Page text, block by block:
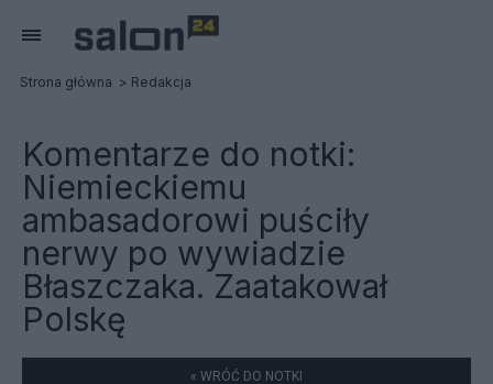
Strona główna Redakcja
Komentarze do notki:
Niemieckiemu
ambasadorowi puściły
nerwy po wywiadzie
Błaszczaka. Zaatakował
Polskę
« WRÓĆ DO NOTKI